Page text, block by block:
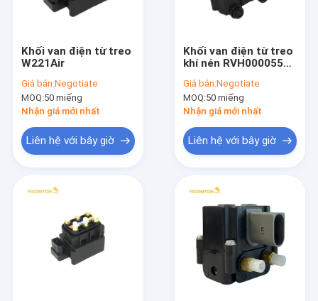
Khối van điện từ treo
W221Air
Giá bán:Negotiate
MOQ:50 miếng
Nhận giá mới nhất
Liên hệ với bây giờ
Khối van điện từ treo
khí nén RVH000055
Rover L322
Giá bán:Negotiate
MOQ:50 miếng
Nhận giá mới nhất
Liên hệ với bây giờ